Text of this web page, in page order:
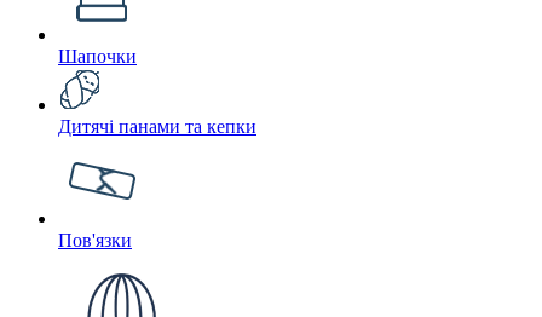
Шапочки
Дитячі панами та кепки
Пов'язки